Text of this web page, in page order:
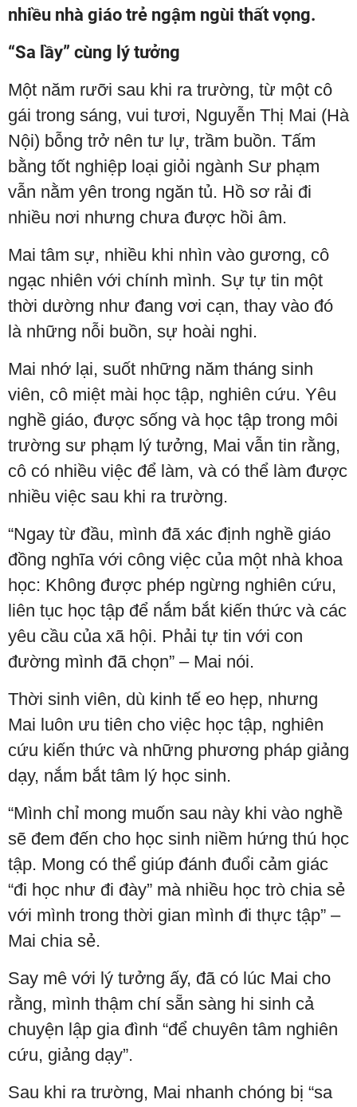
nhiều nhà giáo trẻ ngậm ngùi thất vọng.
“Sa lầy” cùng lý tưởng
Một năm rưỡi sau khi ra trường, từ một cô
gái trong sáng, vui tươi, Nguyễn Thị Mai (Hà
Nội) bỗng trở nên tư lự, trầm buồn. Tấm
bằng tốt nghiệp loại giỏi ngành Sư phạm
vẫn nằm yên trong ngăn tủ. Hồ sơ rải đi
nhiều nơi nhưng chưa được hồi âm.
Mai tâm sự, nhiều khi nhìn vào gương, cô
ngạc nhiên với chính mình. Sự tự tin một
thời dường như đang vơi cạn, thay vào đó
là những nỗi buồn, sự hoài nghi.
Mai nhớ lại, suốt những năm tháng sinh
viên, cô miệt mài học tập, nghiên cứu. Yêu
nghề giáo, được sống và học tập trong môi
trường sư phạm lý tưởng, Mai vẫn tin rằng,
cô có nhiều việc để làm, và có thể làm được
nhiều việc sau khi ra trường.
“Ngay từ đầu, mình đã xác định nghề giáo
đồng nghĩa với công việc của một nhà khoa
học: Không được phép ngừng nghiên cứu,
liên tục học tập để nắm bắt kiến thức và các
yêu cầu của xã hội. Phải tự tin với con
đường mình đã chọn” – Mai nói.
Thời sinh viên, dù kinh tế eo hẹp, nhưng
Mai luôn ưu tiên cho việc học tập, nghiên
cứu kiến thức và những phương pháp giảng
dạy, nắm bắt tâm lý học sinh.
“Mình chỉ mong muốn sau này khi vào nghề
sẽ đem đến cho học sinh niềm hứng thú học
tập. Mong có thể giúp đánh đuổi cảm giác
“đi học như đi đày” mà nhiều học trò chia sẻ
với mình trong thời gian mình đi thực tập” –
Mai chia sẻ.
Say mê với lý tưởng ấy, đã có lúc Mai cho
rằng, mình thậm chí sẵn sàng hi sinh cả
chuyện lập gia đình “để chuyên tâm nghiên
cứu, giảng dạy”.
Sau khi ra trường, Mai nhanh chóng bị “sa